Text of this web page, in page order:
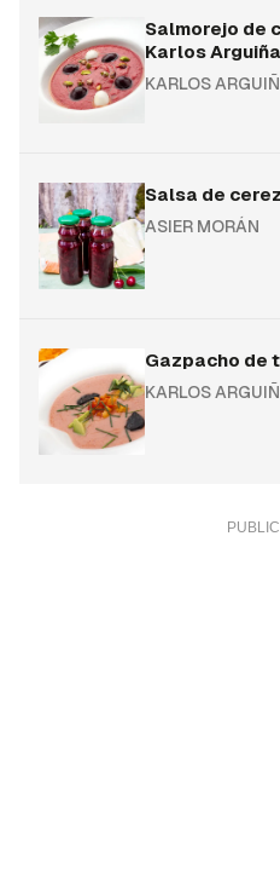
Salmorejo de
Karlos
KARLOS
Salsa de
ASIER MORÁN
Gazpacho de
KARLOS